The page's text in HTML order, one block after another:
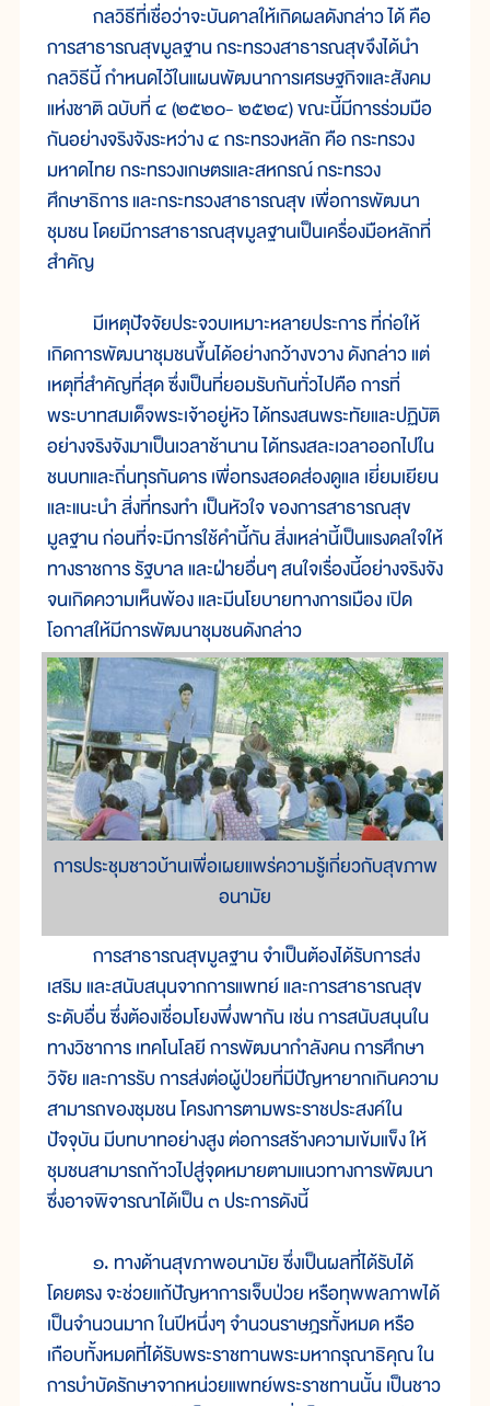
กลวิธีที่เชื่อว่าจะบันดาลให้เกิดผลดังกล่าว ได้ คือ
การสาธารณสุขมูลฐาน กระทรวงสาธารณสุขจึงได้นำ
กลวิธีนี้ กำหนดไว้ในแผนพัฒนาการเศรษฐกิจและสังคม
แห่งชาติ ฉบับที่ ๔ (๒๕๒๐- ๒๕๒๔) ขณะนี้มีการร่วมมือ
กันอย่างจริงจังระหว่าง ๔ กระทรวงหลัก คือ กระทรวง
มหาดไทย กระทรวงเกษตรและสหกรณ์ กระทรวง
ศึกษาธิการ และกระทรวงสาธารณสุข เพื่อการพัฒนา
ชุมชน โดยมีการสาธารณสุขมูลฐานเป็นเครื่องมือหลักที่
สำคัญ
มีเหตุปัจจัยประจวบเหมาะหลายประการ ที่ก่อให้
เกิดการพัฒนาชุมชนขึ้นได้อย่างกว้างขวาง ดังกล่าว แต่
เหตุที่สำคัญที่สุด ซึ่งเป็นที่ยอมรับกันทั่วไปคือ การที่
พระบาทสมเด็จพระเจ้าอยู่หัว ได้ทรงสนพระทัยและปฏิบัติ
อย่างจริงจังมาเป็นเวลาช้านาน ได้ทรงสละเวลาออกไปใน
ชนบทและถิ่นทุรกันดาร เพื่อทรงสอดส่องดูแล เยี่ยมเยียน
และแนะนำ สิ่งที่ทรงทำ เป็นหัวใจ ของการสาธารณสุข
มูลฐาน ก่อนที่จะมีการใช้คำนี้กัน สิ่งเหล่านี้เป็นแรงดลใจให้
ทางราชการ รัฐบาล และฝ่ายอื่นๆ สนใจเรื่องนี้อย่างจริงจัง
จนเกิดความเห็นพ้อง และมีนโยบายทางการเมือง เปิด
โอกาสให้มีการพัฒนาชุมชนดังกล่าว
การประชุมชาวบ้านเพื่อเผยแพร่ความรู้เกี่ยวกับสุขภาพ
อนามัย
การสาธารณสุขมูลฐาน จำเป็นต้องได้รับการส่ง
เสริม และสนับสนุนจากการแพทย์ และการสาธารณสุข
ระดับอื่น ซึ่งต้องเชื่อมโยงพึ่งพากัน เช่น การสนับสนุนใน
ทางวิชาการ เทคโนโลยี การพัฒนากำลังคน การศึกษา
วิจัย และการรับ การส่งต่อผู้ป่วยที่มีปัญหายากเกินความ
สามารถของชุมชน โครงการตามพระราชประสงค์ใน
ปัจจุบัน มีบทบาทอย่างสูง ต่อการสร้างความเข้มแข็ง ให้
ชุมชนสามารถก้าวไปสู่จุดหมายตามแนวทางการพัฒนา
ซึ่งอาจพิจารณาได้เป็น ๓ ประการดังนี้
๑. ทางด้านสุขภาพอนามัย ซึ่งเป็นผลที่ได้รับได้
โดยตรง จะช่วยแก้ปัญหาการเจ็บป่วย หรือทุพพลภาพได้
เป็นจำนวนมาก ในปีหนึ่งๆ จำนวนราษฎรทั้งหมด หรือ
เกือบทั้งหมดที่ได้รับพระราชทานพระมหากรุณาธิคุณ ใน
การบำบัดรักษาจากหน่วยแพทย์พระราชทานนั้น เป็นชาว